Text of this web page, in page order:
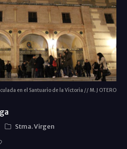
en el Santuario de la Victoria // M. J OTERO
Stma. Virgen